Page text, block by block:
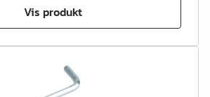
Vis produkt